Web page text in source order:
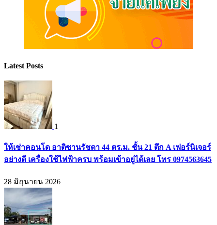
Latest Posts
1
ให้เช่าคอนโด อาติซานรัชดา 44 ตร.ม. ชั้น 21 ตึก A เฟอร์นิเจอร์
อย่างดี เครื่องใช้ไฟฟ้าครบ พร้อมเข้าอยู่ได้เลย โทร 0974563645
28 มิถุนายน 2026